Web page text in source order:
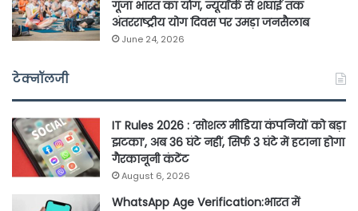
गूंजा भारत का योग, न्यूयॉर्क से शंघाई तक
अंतरराष्ट्रीय योग दिवस पर उमड़ा जनसैलाब
June 24, 2026
टेक्नॉलजी
IT Rules 2026 : ‘सोशल मीडिया कंपनियों को बड़ा
झटका’, अब 36 घंटे नहीं, सिर्फ 3 घंटे में हटाना होगा
गैरकानूनी कंटेंट
August 6, 2026
WhatsApp Age Verification:भारत में